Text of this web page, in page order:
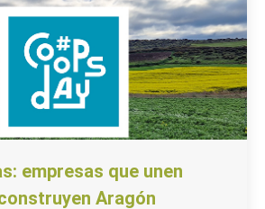
empresas que unen
Aragón